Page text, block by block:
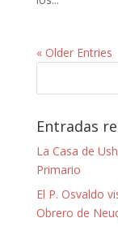
« Older Entries
Entradas
La Casa de
Primario
El P. Osvaldo
Obrero de